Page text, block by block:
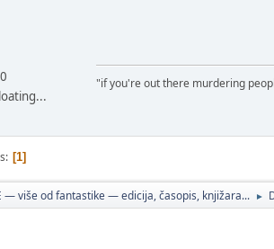
"if you're out there murdering
1
— više od fantastike — edicija, časopis, knjižara... ►